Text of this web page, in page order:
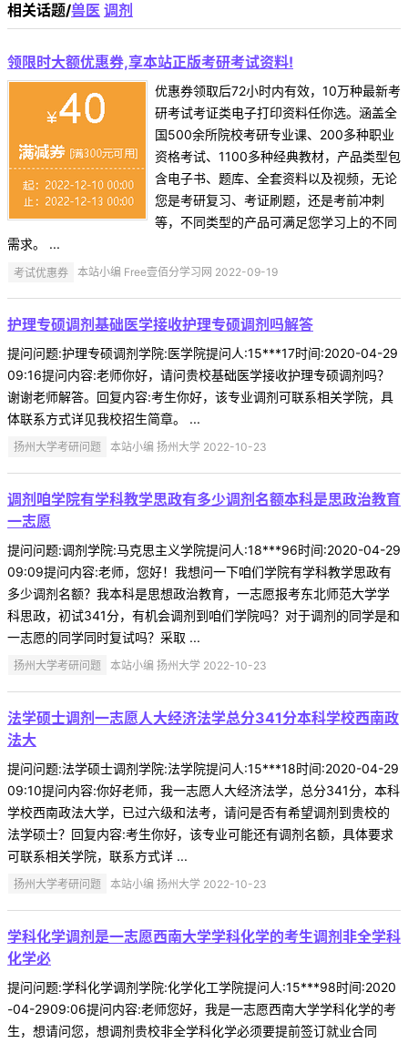
相关话题/兽医 调剂
领限时大额优惠券,享本站正版考研考试资料!
优惠券领取后72小时内有效，10万种最新考
研考试考证类电子打印资料任你选。涵盖全
国500余所院校考研专业课、200多种职业
资格考试、1100多种经典教材，产品类型包
含电子书、题库、全套资料以及视频，无论
您是考研复习、考证刷题，还是考前冲刺
等，不同类型的产品可满足您学习上的不同
需求。 ...
考试优惠券 本站小编 Free壹佰分学习网 2022-09-19
护理专硕调剂基础医学接收护理专硕调剂吗解答
提问问题:护理专硕调剂学院:医学院提问人:15***17时间:2020-04-29
09:16提问内容:老师你好，请问贵校基础医学接收护理专硕调剂吗？
谢谢老师解答。回复内容:考生你好，该专业调剂可联系相关学院，具
体联系方式详见我校招生简章。 ...
扬州大学考研问题 本站小编 扬州大学 2022-10-23
调剂咱学院有学科教学思政有多少调剂名额本科是思政治教育
一志愿
提问问题:调剂学院:马克思主义学院提问人:18***96时间:2020-04-29
09:09提问内容:老师，您好！我想问一下咱们学院有学科教学思政有
多少调剂名额？我本科是思想政治教育，一志愿报考东北师范大学学
科思政，初试341分，有机会调剂到咱们学院吗？对于调剂的同学是和
一志愿的同学同时复试吗？采取 ...
扬州大学考研问题 本站小编 扬州大学 2022-10-23
法学硕士调剂一志愿人大经济法学总分341分本科学校西南政
法大
提问问题:法学硕士调剂学院:法学院提问人:15***18时间:2020-04-29
09:10提问内容:你好老师，我一志愿人大经济法学，总分341分，本科
学校西南政法大学，已过六级和法考，请问是否有希望调剂到贵校的
法学硕士？回复内容:考生你好，该专业可能还有调剂名额，具体要求
可联系相关学院，联系方式详 ...
扬州大学考研问题 本站小编 扬州大学 2022-10-23
学科化学调剂是一志愿西南大学学科化学的考生调剂非全学科
化学必
提问问题:学科化学调剂学院:化学化工学院提问人:15***98时间:2020
-04-2909:06提问内容:老师您好，我是一志愿西南大学学科化学的考
生，想请问您，想调剂贵校非全学科化学必须要提前签订就业合同